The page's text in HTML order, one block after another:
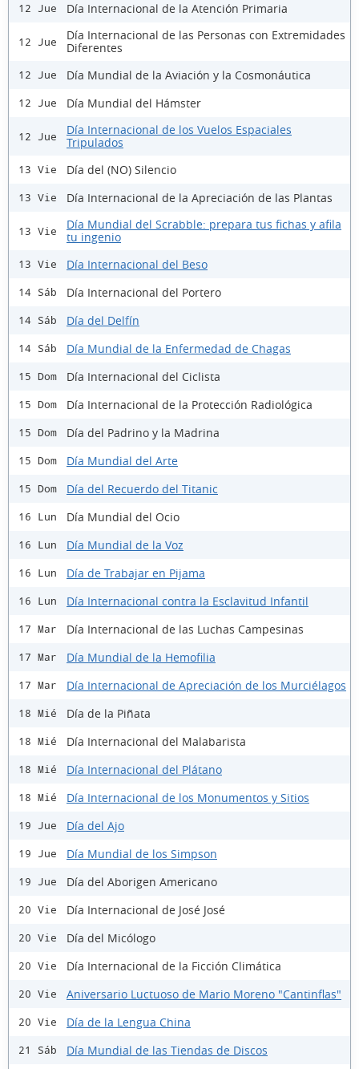
12 Jue Día Internacional de la Atención Primaria
12 Jue
Día Internacional de las Personas con Extremidades
Diferentes
12 Jue Día Mundial de la Aviación y la Cosmonáutica
12 Jue Día Mundial del Hámster
12 Jue
Día Internacional de los Vuelos Espaciales
Tripulados
13 Vie Día del (NO) Silencio
13 Vie Día Internacional de la Apreciación de las Plantas
13 Vie
Día Mundial del Scrabble: prepara tus fichas y afila
tu ingenio
13 Vie Día Internacional del Beso
14 Sáb Día Internacional del Portero
14 Sáb Día del Delfín
14 Sáb Día Mundial de la Enfermedad de Chagas
15 Dom Día Internacional del Ciclista
15 Dom Día Internacional de la Protección Radiológica
15 Dom Día del Padrino y la Madrina
15 Dom Día Mundial del Arte
15 Dom Día del Recuerdo del Titanic
16 Lun Día Mundial del Ocio
16 Lun Día Mundial de la Voz
16 Lun Día de Trabajar en Pijama
16 Lun Día Internacional contra la Esclavitud Infantil
17 Mar Día Internacional de las Luchas Campesinas
17 Mar Día Mundial de la Hemofilia
17 Mar Día Internacional de Apreciación de los Murciélagos
18 Mié Día de la Piñata
18 Mié Día Internacional del Malabarista
18 Mié Día Internacional del Plátano
18 Mié Día Internacional de los Monumentos y Sitios
19 Jue Día del Ajo
19 Jue Día Mundial de los Simpson
19 Jue Día del Aborigen Americano
20 Vie Día Internacional de José José
20 Vie Día del Micólogo
20 Vie Día Internacional de la Ficción Climática
20 Vie Aniversario Luctuoso de Mario Moreno "Cantinflas"
20 Vie Día de la Lengua China
21 Sáb Día Mundial de las Tiendas de Discos